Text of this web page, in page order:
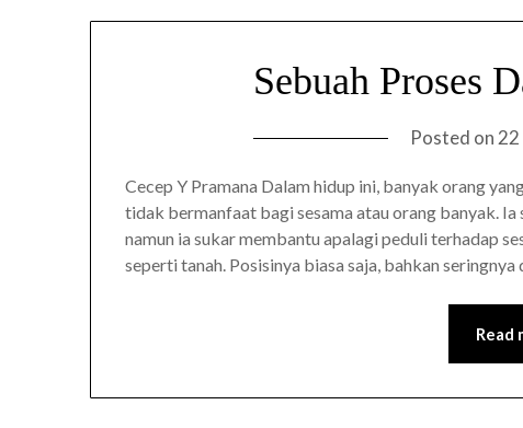
Sebuah Proses
Posted on
Cecep Y Pramana Dalam hidup ini, banyak orang
tidak bermanfaat bagi sesama atau orang banyak.
namun ia sukar membantu apalagi peduli terhadap
seperti tanah. Posisinya biasa saja, bahkan seringnya
Read